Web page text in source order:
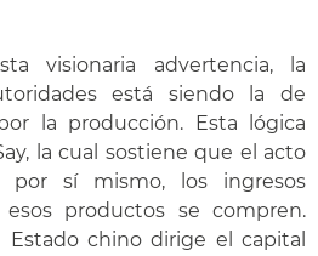
visionaria advertencia, la
está siendo la de
la producción. Esta lógica
la cual sostiene que el acto
por sí mismo, los ingresos
productos se compren.
chino dirige el capital